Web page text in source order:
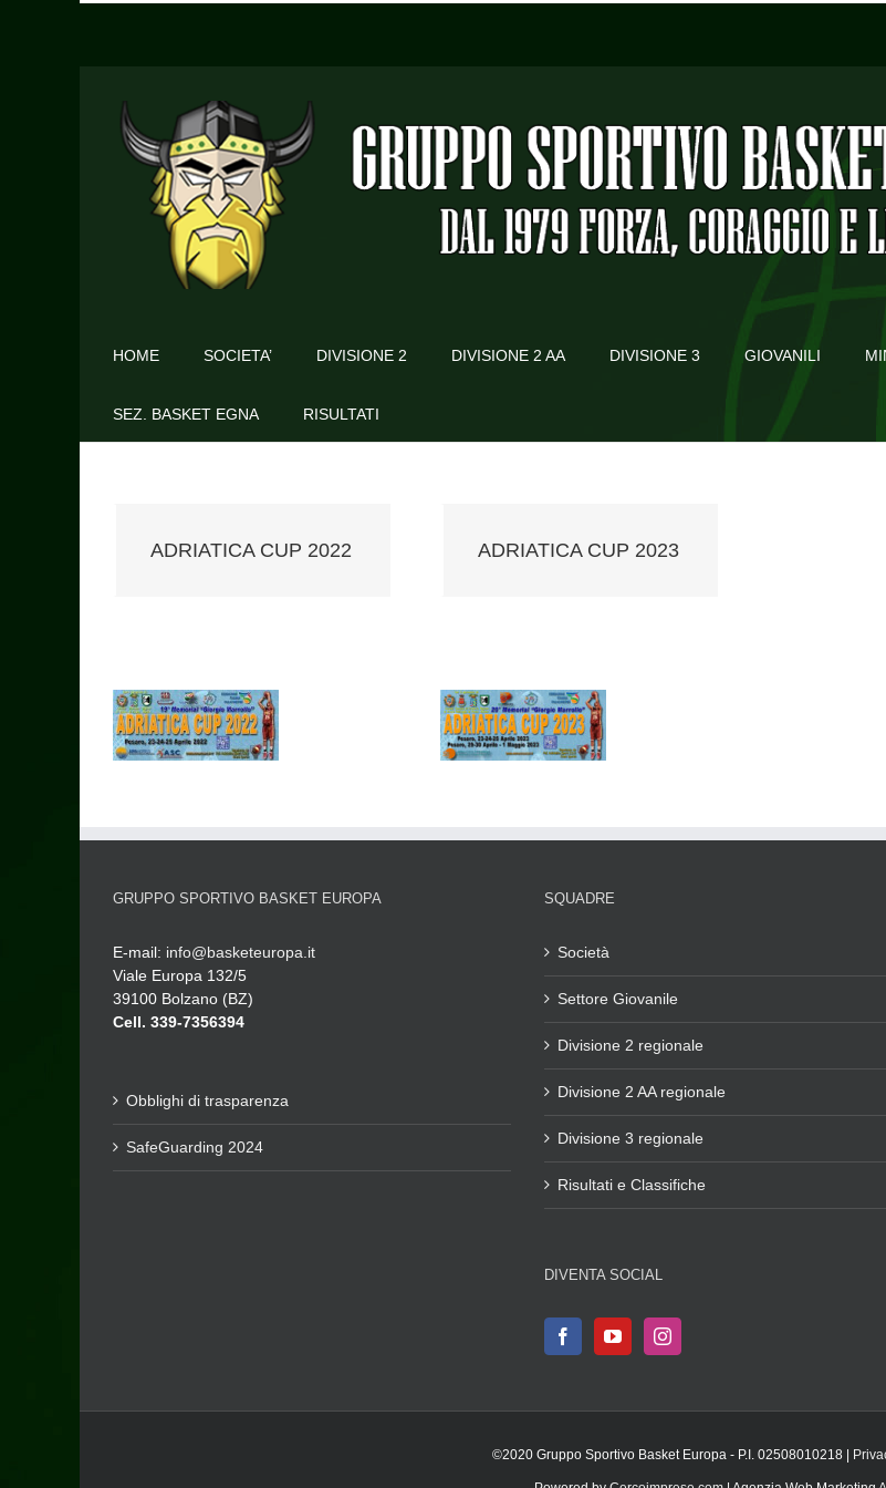
HOME SOCIETA’ DIVISIONE 2 DIVISIONE 2 AA DIVISIONE 3 GIOVANILI
SEZ. BASKET EGNA RISULTATI
ADRIATICA CUP 2022 ADRIATICA CUP 2023
GRUPPO SPORTIVO BASKET EUROPA
E-mail: info@basketeuropa.it
Viale Europa 132/5
39100 Bolzano (BZ)
Cell. 339-7356394
Obblighi di trasparenza
SafeGuarding 2024
SQUADRE
Società
Settore Giovanile
Divisione 2 regionale
Divisione 2 AA regionale
Divisione 3 regionale
Risultati e Classifiche
DIVENTA SOCIAL
©2020 Gruppo Sportivo Basket Europa - P.I. 02508010218 |